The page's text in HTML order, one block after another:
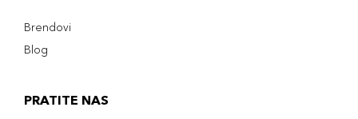
Brendovi
Blog
PRATITE NAS